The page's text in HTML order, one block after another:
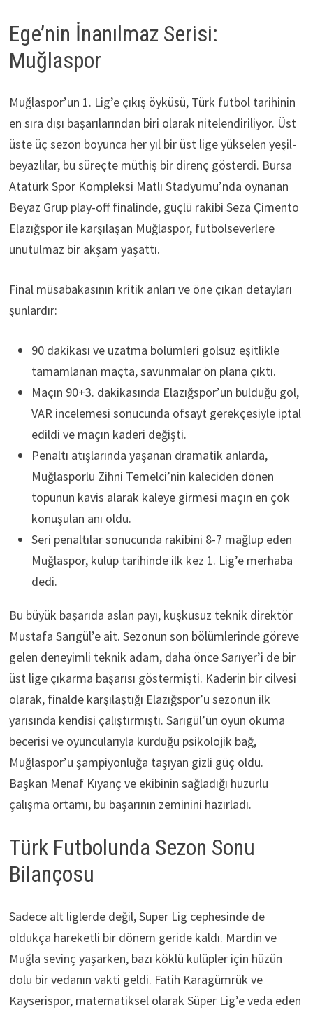
Ege’nin İnanılmaz Serisi:
Muğlaspor
Muğlaspor’un 1. Lig’e çıkış öyküsü, Türk futbol tarihinin
en sıra dışı başarılarından biri olarak nitelendiriliyor. Üst
üste üç sezon boyunca her yıl bir üst lige yükselen yeşil-
beyazlılar, bu süreçte müthiş bir direnç gösterdi. Bursa
Atatürk Spor Kompleksi Matlı Stadyumu’nda oynanan
Beyaz Grup play-off finalinde, güçlü rakibi Seza Çimento
Elazığspor ile karşılaşan Muğlaspor, futbolseverlere
unutulmaz bir akşam yaşattı.
Final müsabakasının kritik anları ve öne çıkan detayları
şunlardır:
90 dakikası ve uzatma bölümleri golsüz eşitlikle
tamamlanan maçta, savunmalar ön plana çıktı.
Maçın 90+3. dakikasında Elazığspor’un bulduğu gol,
VAR incelemesi sonucunda ofsayt gerekçesiyle iptal
edildi ve maçın kaderi değişti.
Penaltı atışlarında yaşanan dramatik anlarda,
Muğlasporlu Zihni Temelci’nin kaleciden dönen
topunun kavis alarak kaleye girmesi maçın en çok
konuşulan anı oldu.
Seri penaltılar sonucunda rakibini 8-7 mağlup eden
Muğlaspor, kulüp tarihinde ilk kez 1. Lig’e merhaba
dedi.
Bu büyük başarıda aslan payı, kuşkusuz teknik direktör
Mustafa Sarıgül’e ait. Sezonun son bölümlerinde göreve
gelen deneyimli teknik adam, daha önce Sarıyer’i de bir
üst lige çıkarma başarısı göstermişti. Kaderin bir cilvesi
olarak, finalde karşılaştığı Elazığspor’u sezonun ilk
yarısında kendisi çalıştırmıştı. Sarıgül’ün oyun okuma
becerisi ve oyuncularıyla kurduğu psikolojik bağ,
Muğlaspor’u şampiyonluğa taşıyan gizli güç oldu.
Başkan Menaf Kıyanç ve ekibinin sağladığı huzurlu
çalışma ortamı, bu başarının zeminini hazırladı.
Türk Futbolunda Sezon Sonu
Bilançosu
Sadece alt liglerde değil, Süper Lig cephesinde de
oldukça hareketli bir dönem geride kaldı. Mardin ve
Muğla sevinç yaşarken, bazı köklü kulüpler için hüzün
dolu bir vedanın vakti geldi. Fatih Karagümrük ve
Kayserispor, matematiksel olarak Süper Lig’e veda eden